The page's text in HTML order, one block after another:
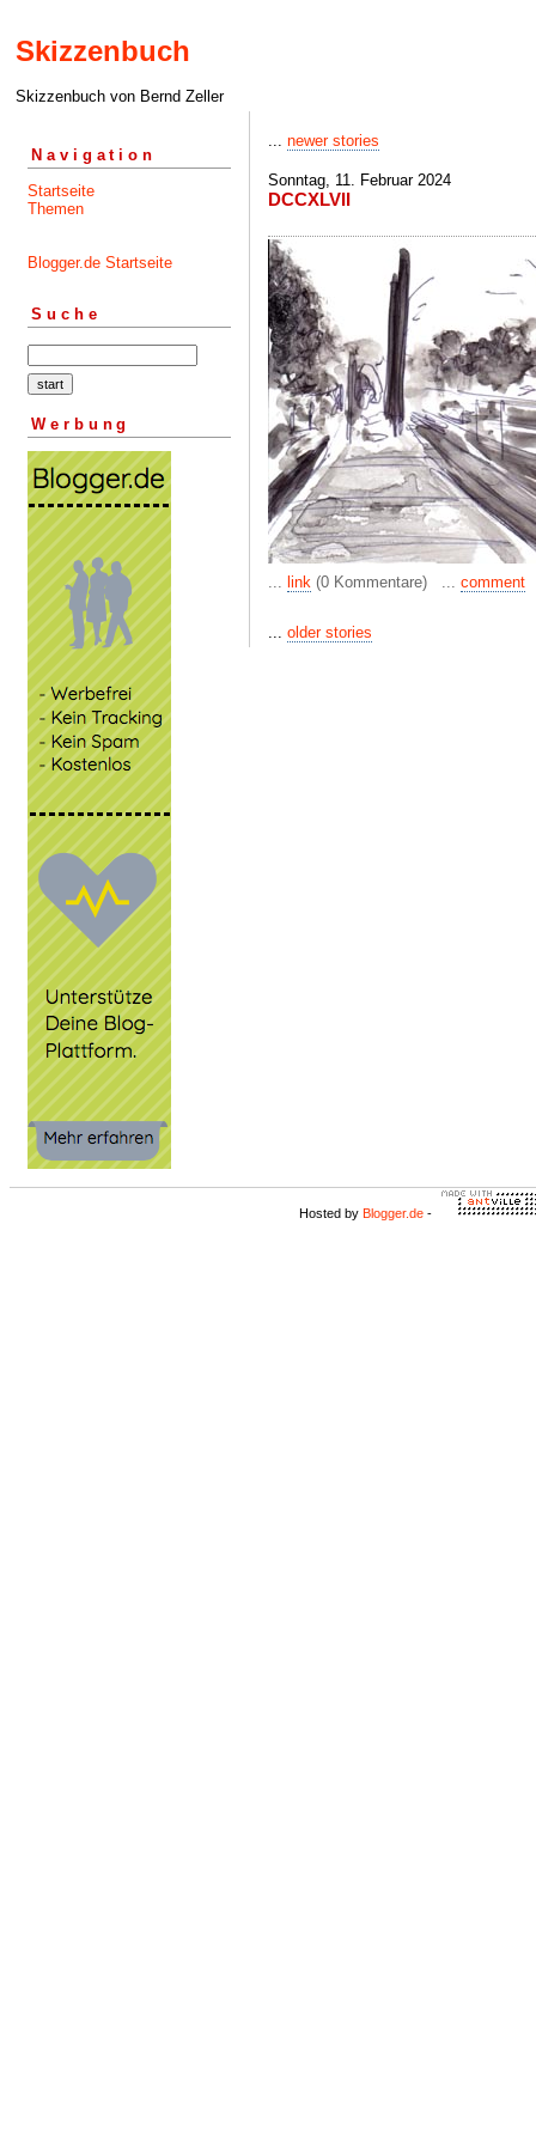
Skizzenbuch
Skizzenbuch von Bernd Zeller
Navigation
Startseite
Themen
Blogger.de Startseite
Suche
Werbung
... newer stories
Sonntag, 11. Februar 2024
DCCXLVII
... link (0 Kommentare) ... comment
... older stories
Hosted by Blogger.de -